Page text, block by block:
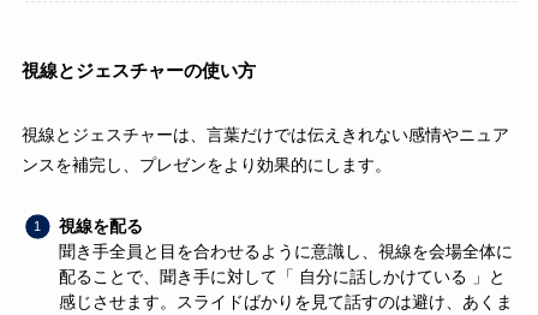
視線とジェスチャーの使い方
視線とジェスチャーは、言葉だけでは伝えきれない感情やニュア
ンスを補完し、プレゼンをより効果的にします。
視線を配る
聞き手全員と目を合わせるように意識し、視線を会場全体に
配ることで、聞き手に対して「 自分に話しかけている 」と
感じさせます。スライドばかりを見て話すのは避け、あくま